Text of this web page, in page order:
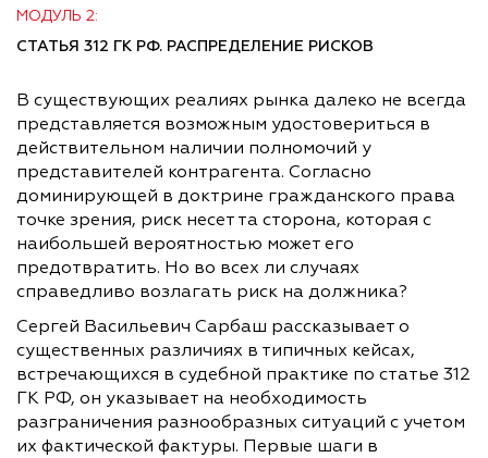
МОДУЛЬ 2:
СТАТЬЯ 312 ГК РФ. РАСПРЕДЕЛЕНИЕ РИСКОВ
В существующих реалиях рынка далеко не всегда
представляется возможным удостовериться в
действительном наличии полномочий у
представителей контрагента. Согласно
доминирующей в доктрине гражданского права
точке зрения, риск несет та сторона, которая с
наибольшей вероятностью может его
предотвратить. Но во всех ли случаях
справедливо возлагать риск на должника?
Сергей Васильевич Сарбаш рассказывает о
существенных различиях в типичных кейсах,
встречающихся в судебной практике по статье 312
ГК РФ, он указывает на необходимость
разграничения разнообразных ситуаций с учетом
их фактической фактуры. Первые шаги в